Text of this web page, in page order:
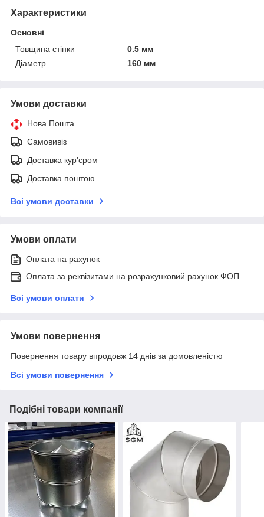
Характеристики
Основні
Товщина стінки
0.5 мм
Діаметр
160 мм
Умови доставки
Нова Пошта
Самовивіз
Доставка кур'єром
Доставка поштою
Всі умови доставки
Умови оплати
Оплата на рахунок
Оплата за реквізитами на розрахунковий рахунок ФОП
Всі умови оплати
Умови повернення
Повернення товару впродовж 14 днів за домовленістю
Всі умови повернення
Подібні товари компанії